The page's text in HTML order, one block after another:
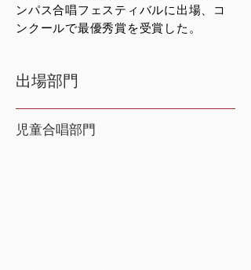
ンパス合唱フェスティバルに出場、コ
ンクールで最優秀賞を受賞した。
出場部門
児童合唱部門